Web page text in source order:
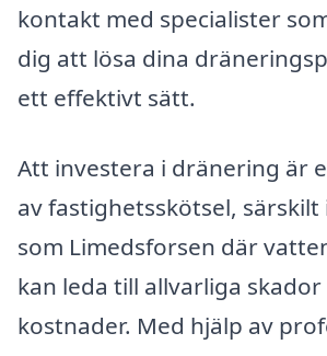
kontakt med specialister
dig att lösa dina
ett effektivt sätt.
Att investera i dränering är
av fastighetsskötsel,
som Limedsforsen där
kan leda till allvarliga skador
kostnader. Med hjälp av